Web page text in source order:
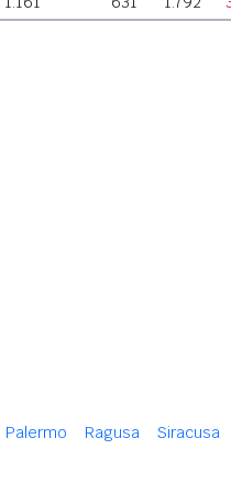
Palermo Ragusa
Siracusa